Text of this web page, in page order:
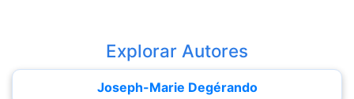
Explorar Autores
Joseph-Marie Degérando